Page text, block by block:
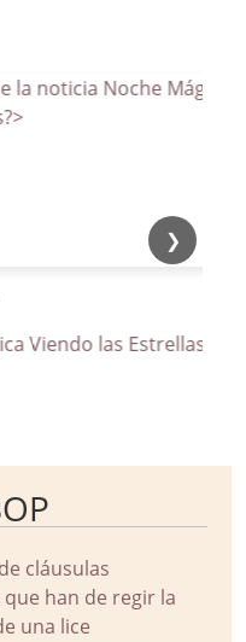
❯
Viendo las Estrellas
cláusulas
han de regir la
una lice